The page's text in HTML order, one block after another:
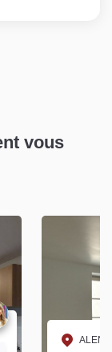
vous